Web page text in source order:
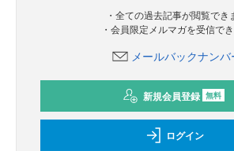
・全ての過去記事が閲覧でき
・会員限定メルマガを受信で
メールバックナンバ
新規会員登録 無料
ログイン